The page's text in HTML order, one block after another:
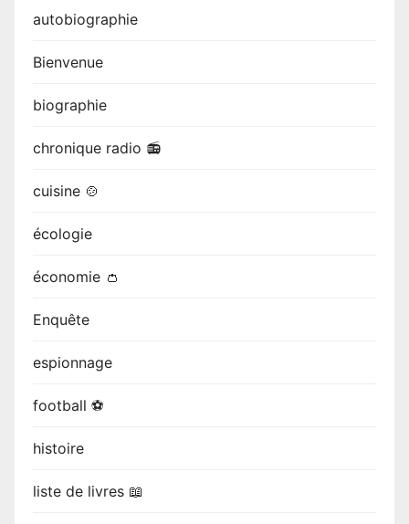
autobiographie
Bienvenue
biographie
chronique radio 📻
cuisine 🍲
écologie
économie 👛
Enquête
espionnage
football ⚽
histoire
liste de livres 📖